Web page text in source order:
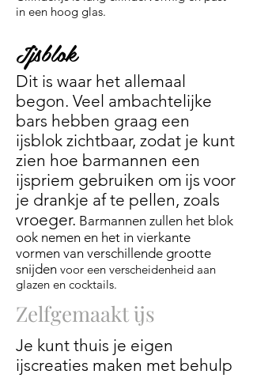
in een hoog glas.
Ijsblok
Dit is waar het allemaal
begon. Veel ambachtelijke
bars hebben graag een
ijsblok zichtbaar, zodat je kunt
zien hoe barmannen een
ijspriem gebruiken om ijs voor
je drankje af te pellen, zoals
vroeger. Barmannen zullen het blok
ook nemen en het in vierkante
vormen van verschillende grootte
snijden voor een verscheidenheid aan
glazen en cocktails.
Zelfgemaakt ijs
Je kunt thuis je eigen
ijscreaties maken met behulp